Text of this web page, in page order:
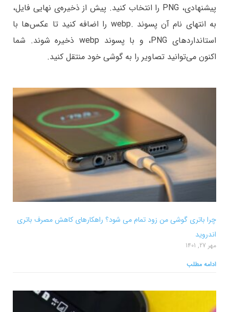
پیشنهادی، PNG را انتخاب کنید. پیش از ذخیره‌ی نهایی فایل،
به انتهای نام آن پسوند .webp را اضافه کنید تا عکس‌ها با
استانداردهای PNG، و با پسوند webp ذخیره شوند. شما
اکنون می‌توانید تصاویر را به گوشی خود منتقل کنید.
چرا باتری گوشی من زود تمام می شود؟ راهکارهای کاهش مصرف باتری
اندروید
مهر 27, 1401
ادامه مطلب